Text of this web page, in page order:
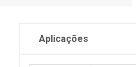
Aplicações